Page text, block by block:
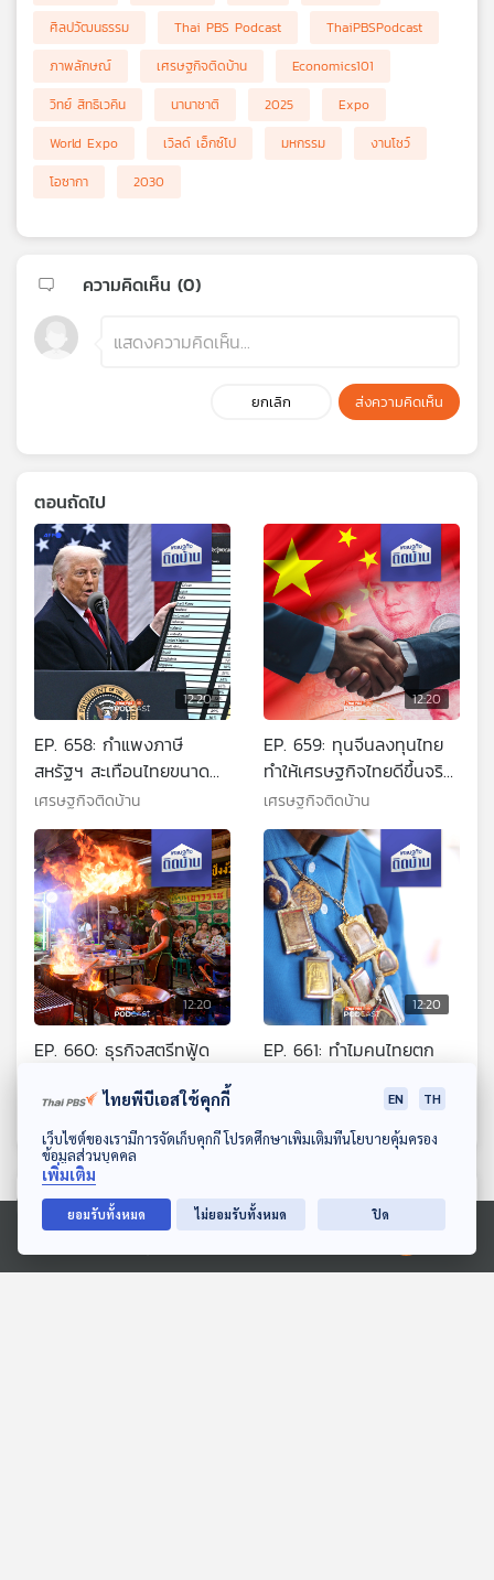
ดาวน์โหลด Thai PBS Podcast Application
Ⓒ 2020 องค์การกระจายเสียงและแพร่ภาพสาธารณะแห่งประเทศไทย
ศิลปวัฒนธรรม
Thai PBS Podcast
ThaiPBSPodcast
ภาพลักษณ์
เศรษฐกิจติดบ้าน
Economics101
วิทย์ สิทธิเวคิน
นานาชาติ 2025
Expo
World Expo
เวิลด์ เอ็กซ์โป มหกรรม
งานโชว์
โอซากา
2030
ความคิดเห็น (0)
ยกเลิก ส่งความคิดเห็น
ตอนถัดไป
12:20
EP. 658: กำแพงภาษี
สหรัฐฯ สะเทือนไทยขนาด
ไหน ?
เศรษฐกิจติดบ้าน
12:20
EP. 659: ทุนจีนลงทุนไทย
ทำให้เศรษฐกิจไทยดีขึ้นจริง
หรือ ?
เศรษฐกิจติดบ้าน
12:20
EP. 660: ธุรกิจสตรีทฟู้ด
ปิดตัวเร็ว
เศรษฐกิจติดบ้าน
12:20
EP. 661: ทำไมคนไทยตก
ตอนที่เกี่ยวข้อง
ไทยพีบีเอสใช้คุกกี้ EN TH
เว็บไซต์ของเรามีการจัดเก็บคุกกี้ โปรดศึกษาเพิ่มเติมที่นโยบายคุ้มครอง
ข้อมูลส่วนบุคคล
เพิ่มเติม
ยอมรับทั้งหมด ไม่ยอมรับทั้งหมด ปิด